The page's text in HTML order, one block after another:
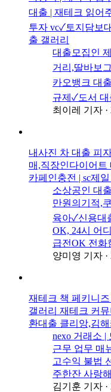
대출 | 재테크 읽어
투자 vc✓토지담보
출 갤러리
대출모집인
거리,딸바보
카오뱅크 대
규제✓도서
최이레 기자 ·
내사진 차 대출 피
매,직장인다이어트
카페인충전 | sc제
소상공인 대
만원의기적,
육아✓신용대
OK, 24시 어
급전OK 전화
양미영 기자 ·
재테크 책 페키니
갤러리 재테크 커
환대출 클리앙,김
nexo 거래소 |
근무 업무 매
고수익 불법
주한잔 사랑
김기훈 기자 ·